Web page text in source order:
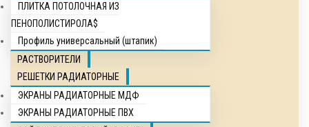
ПЛИТКА ПОТОЛОЧНАЯ ИЗ
ПЕНОПОЛИСТИРОЛА$
Профиль универсальный (штапик)
РАСТВОРИТЕЛИ
РЕШЕТКИ РАДИАТОРНЫЕ
ЭКРАНЫ РАДИАТОРНЫЕ МДФ
ЭКРАНЫ РАДИАТОРНЫЕ ПВХ